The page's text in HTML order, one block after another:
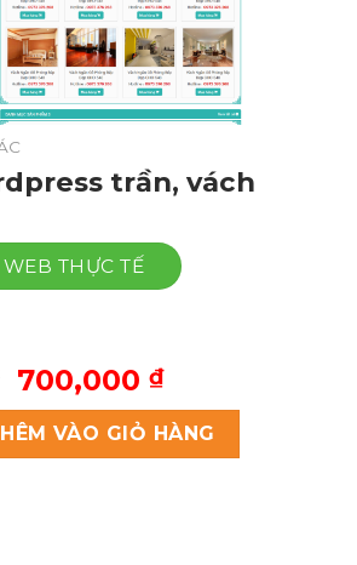
trần, vách
THỰC TẾ
Giá
gốc
là:
1,000,000 ₫.
700,000 ₫Giá
hiện
tại
là:
trần, vách số lượng
VÀO GIỎ HÀNG